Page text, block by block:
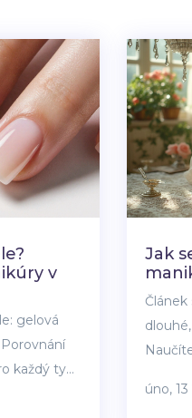
v
gelová
každý typ
Jak
úno,